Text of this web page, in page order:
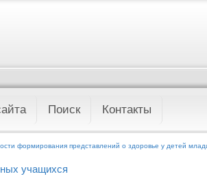
Поиск Контакты
формирования представлений о здоровье у детей
учащихся